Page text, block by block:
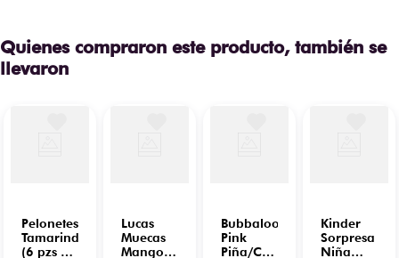
Quienes compraron este producto, también se
llevaron
Pelonetes
Tamarindo
(6 pzs X
Lucas
Muecas
Mango
Bubbaloo
Pink
Piña/Chamoy
Kinder
Sorpresa
Niña